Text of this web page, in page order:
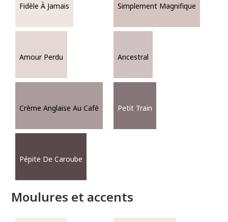
Fidèle À Jamais Simplement Magnifique
Amour Perdu Ancestral
Crème Anglaise Au Café Petit Train
Pépite De Caroube
Moulures et accents